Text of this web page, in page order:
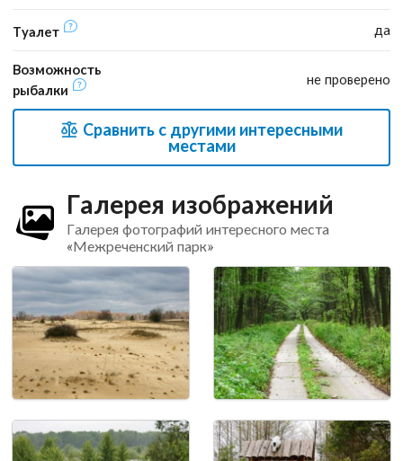
Туалет да
Возможность
рыбалки
не проверено
Сравнить с другими интересными
местами
Галерея изображений
Галерея фотографий интересного места
«Межреченский парк»